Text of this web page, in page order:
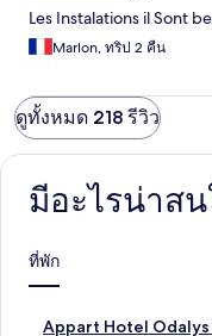
Les Instalations il Sont
Marlon, ทริป 2 คืน
ดูทั้งหมด 218 รีวิว
มีอะไรน่าสน
ที่พัก
Appart Hotel
ลิ